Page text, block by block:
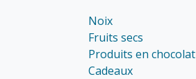
Noix
Fruits secs
Produits en chocolat
Cadeaux